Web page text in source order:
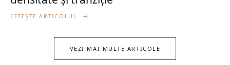
CITEȘTE ARTICOLUL →
VEZI MAI MULTE ARTICOLE